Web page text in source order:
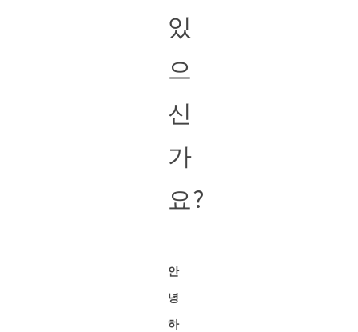
있
으
신
가
요?
안
녕
하